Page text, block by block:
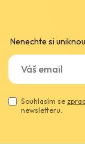
Nenechte si
Souhlasím se
newsletteru.